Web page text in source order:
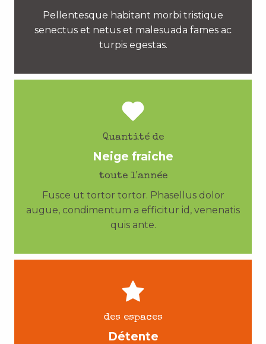
Pellentesque habitant morbi tristique
senectus et netus et malesuada fames ac
turpis egestas.
Quantité de
Neige fraiche
toute l'année
Fusce ut tortor tortor. Phasellus dolor
augue, condimentum a efficitur id, venenatis
quis ante.
des espaces
Détente